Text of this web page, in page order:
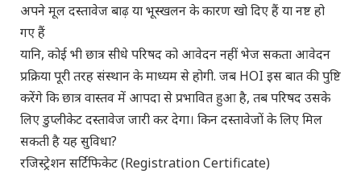
अपने मूल दस्तावेज बाढ़ या भूस्खलन के कारण खो दिए हैं या नष्ट हो
गए हैं
यानि, कोई भी छात्र सीधे परिषद को आवेदन नहीं भेज सकता आवेदन
प्रक्रिया पूरी तरह संस्थान के माध्यम से होगी. जब HOI इस बात की पुष्टि
करेंगे कि छात्र वास्तव में आपदा से प्रभावित हुआ है, तब परिषद उसके
लिए डुप्लीकेट दस्तावेज जारी कर देगा। किन दस्तावेजों के लिए मिल
सकती है यह सुविधा?
रजिस्ट्रेशन सर्टिफिकेट (Registration Certificate)